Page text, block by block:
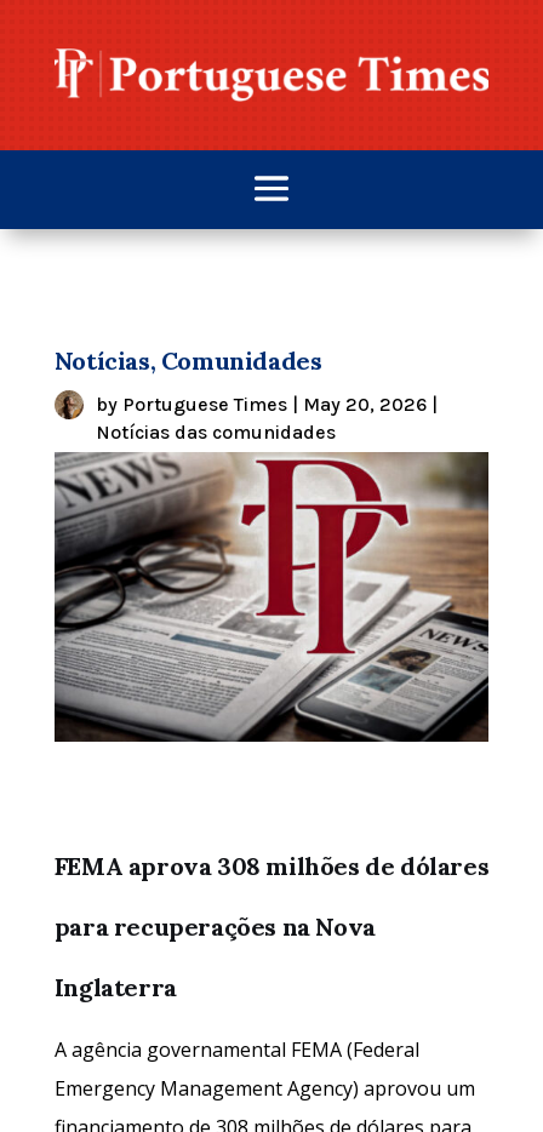
Notícias, Comunidades
by Portuguese Times| May 20, 2026|
Notícias das comunidades
FEMA aprova 308 milhões de dólares
para recuperações na Nova
Inglaterra
A agência governamental FEMA (Federal
Emergency Management Agency) aprovou um